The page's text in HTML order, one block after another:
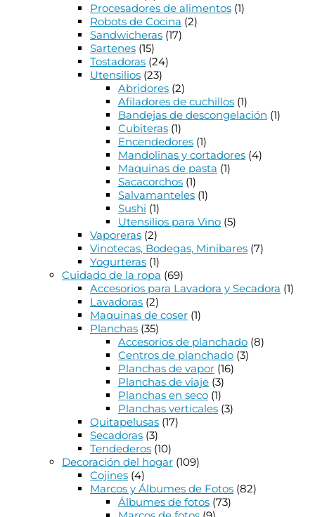
Procesadores de alimentos (1)
Robots de Cocina (2)
Sandwicheras (17)
Sartenes (15)
Tostadoras (24)
Utensilios (23)
Abridores (2)
Afiladores de cuchillos (1)
Bandejas de descongelación (1)
Cubiteras (1)
Encendedores (1)
Mandolinas y cortadores (4)
Maquinas de pasta (1)
Sacacorchos (1)
Salvamanteles (1)
Sushi (1)
Utensilios para Vino (5)
Vaporeras (2)
Vinotecas, Bodegas, Minibares (7)
Yogurteras (1)
Cuidado de la ropa (69)
Accesorios para Lavadora y Secadora (1)
Lavadoras (2)
Maquinas de coser (1)
Planchas (35)
Accesorios de planchado (8)
Centros de planchado (3)
Planchas de vapor (16)
Planchas de viaje (3)
Planchas en seco (1)
Planchas verticales (3)
Quitapelusas (17)
Secadoras (3)
Tendederos (10)
Decoración del hogar (109)
Cojines (4)
Marcos y Álbumes de Fotos (82)
Álbumes de fotos (73)